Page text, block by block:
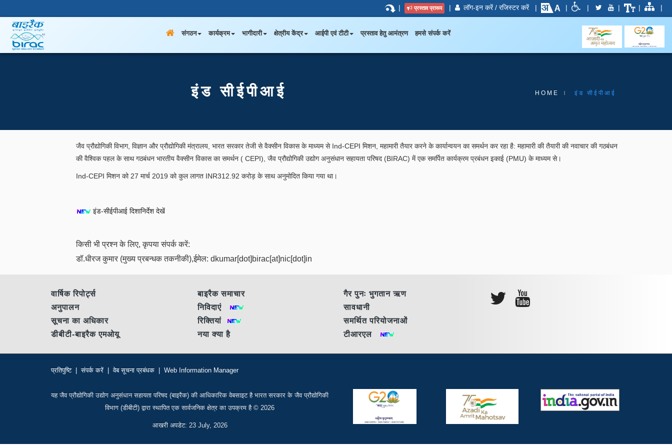
| प्रस्ताव प्रारूप | लॉग-इन करें / रजिस्टर करें| | | | | |
संगठन कार्यक्रम भागीदारी क्षेत्रीय केंद्र आईपी एवं टीटी प्रस्ताव हेतु आमंत्रण हमसे संपर्क करें
इंड सीईपीआई HOME इंड सीईपीआई
जैव प्रौद्योगिकी विभाग, विज्ञान और प्रौद्योगिकी मंत्रालय, भारत सरकार तेजी से वैक्सीन विकास के माध्यम से Ind-CEPI मिशन, महामारी तैयार करने के कार्यान्वयन का समर्थन कर रहा है: महामारी की तैयारी की नवाचार की गठबंधन
की वैश्विक पहल के साथ गठबंधन भारतीय वैक्सीन विकास का समर्थन ( CEPI), जैव प्रौद्योगिकी उद्योग अनुसंधान सहायता परिषद (BIRAC) में एक समर्पित कार्यक्रम प्रबंधन इकाई (PMU) के माध्यम से।
Ind-CEPI मिशन को 27 मार्च 2019 को कुल लागत INR312.92 करोड़ के साथ अनुमोदित किया गया था।
इंड-सीईपीआई दिशानिर्देश देखें
किसी भी प्रश्न के लिए, कृपया संपर्क करें:
डॉ.धीरज कुमार (मुख्य प्रबन्धक तकनीकी),ईमेल: dkumar[dot]birac[at]nic[dot]in
वार्षिक रिपोर्ट्स
अनुपालन
सूचना का अधिकार
डीबीटी-बाइरैक एमओयू
बाइरैक समाचार
निविदाएं
रिक्तियां
नया क्या है
गैर पुनः भुगतान ऋण
सावधानी
समर्थित परियोजनाओं
टीआरएल
प्रतिपुष्टि | संपर्क करें | वेब सूचना प्रबंधक | Web Information Manager
यह जैव प्रौद्योगिकी उद्योग अनुसंधान सहायता परिषद (बाइरैक) की आधिकारिक वेबसाइट है भारत सरकार के जैव प्रौद्योगिकी
विभाग (डीबीटी) द्वारा स्थापित एक सार्वजनिक क्षेत्र का उपक्रम है © 2026
आखरी अपडेट: 23 July, 2026